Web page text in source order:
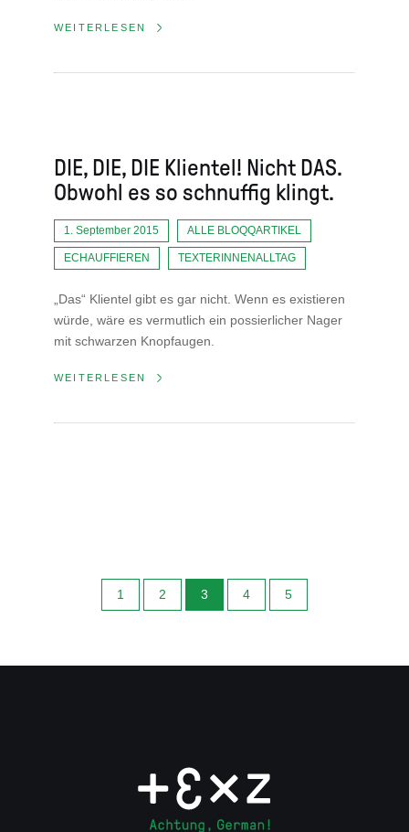
WEITERLESEN
DIE, DIE, DIE Klientel! Nicht DAS.
Obwohl es so schnuffig klingt.
1. September 2015 ALLE BLOQQARTIKEL
ECHAUFFIEREN TEXTERINNENALLTAG
„Das“ Klientel gibt es gar nicht. Wenn es existieren
würde, wäre es vermutlich ein possierlicher Nager
mit schwarzen Knopfaugen.
WEITERLESEN
1 2 3 4 5